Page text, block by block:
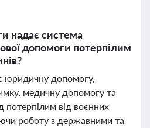
надає система
допомоги потерпілим
допомогу,
медичну допомогу та
потерпілим від воєнних
роботу з державними та